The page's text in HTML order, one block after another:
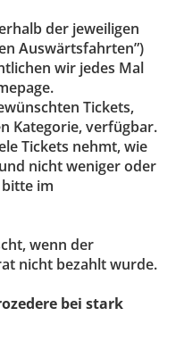
der jeweiligen
Auswärtsfahrten”)
wir jedes Mal
Tickets,
Kategorie, verfügbar.
Tickets nehmt, wie
nicht weniger oder
im
wenn der
nicht bezahlt wurde.
bei stark